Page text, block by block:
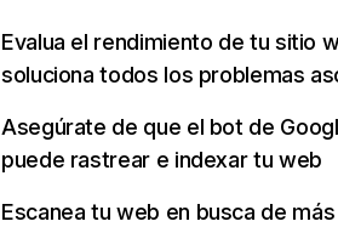
Evalua el rendimiento de tu sitio
soluciona todos los problemas
Asegúrate de que el bot de
puede rastrear e indexar tu web
Escanea tu web en busca de